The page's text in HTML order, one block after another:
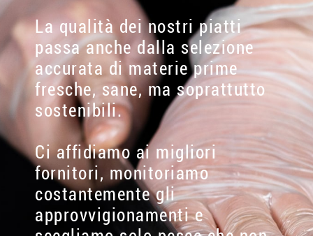
La qualità dei nostri piatti
passa anche dalla selezione
accurata di materie prime
fresche, sane, ma soprattutto
sostenibili.
Ci affidiamo ai migliori
fornitori, monitoriamo
costantemente gli
approvvigionamenti e